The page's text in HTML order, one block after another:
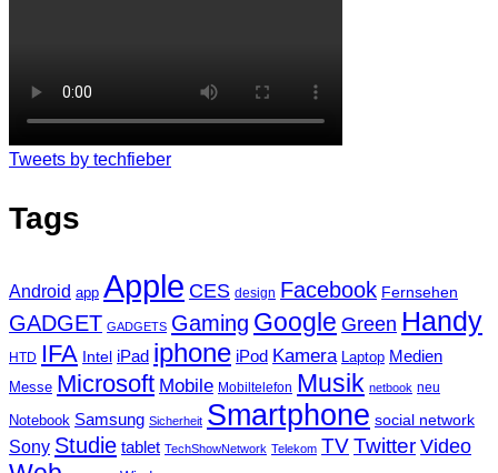
Tweets by techfieber
Tags
Android app Apple CES design Facebook Fernsehen
GADGET GADGETS Gaming Google Green Handy
HTD IFA Intel iPad iphone iPod Kamera Laptop Medien
Messe Microsoft Mobile Mobiltelefon Musik netbook neu
Notebook Samsung Sicherheit Smartphone social network
Sony Studie tablet TechShowNetwork Telekom TVTwitter Video